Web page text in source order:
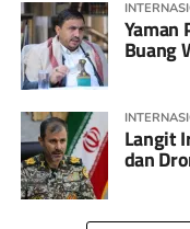
Yaman
Buang
Langit
dan